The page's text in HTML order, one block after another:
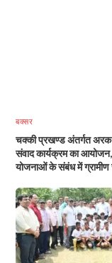
बक्सर
चक्की प्रखण्ड अंतर्गत
संवाद कार्यक्रम का आयोजन,
योजनाओं के संबंध में ग्रामीण